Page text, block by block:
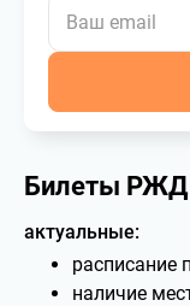
Билеты РЖД
актуальные:
расписание
наличие